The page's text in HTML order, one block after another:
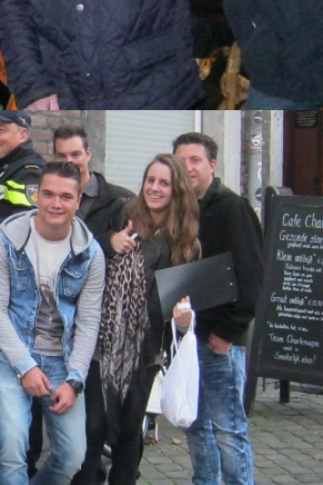
Vanaf€ 32,50p.p. excl. BTW
Events gaat u deze gezellige
Favoriet
Vanaf € 37,50p.p. excl. BTW
In hartje Dordrecht wordt uw